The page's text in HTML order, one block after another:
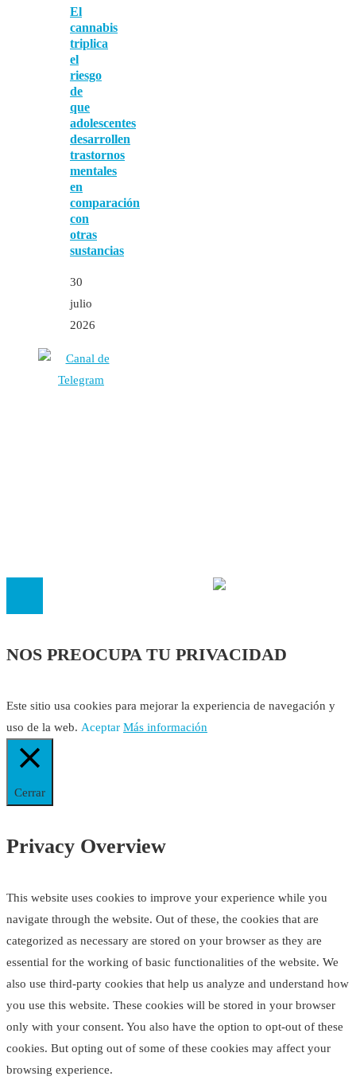
El
cannabis
triplica
el
riesgo
de
que
adolescentes
desarrollen
trastornos
mentales
en
comparación
con
otras
sustancias
30
julio
2026
NOS PREOCUPA TU PRIVACIDAD
Este sitio usa cookies para mejorar la experiencia de navegación y
uso de la web. Aceptar Más información
Cerrar
Privacy Overview
This website uses cookies to improve your experience while you
navigate through the website. Out of these, the cookies that are
categorized as necessary are stored on your browser as they are
essential for the working of basic functionalities of the website. We
also use third-party cookies that help us analyze and understand how
you use this website. These cookies will be stored in your browser
only with your consent. You also have the option to opt-out of these
cookies. But opting out of some of these cookies may affect your
browsing experience.